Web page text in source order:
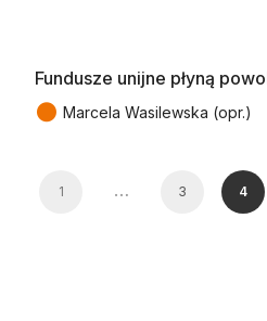
Fundusze unijne płyną
● Marcela Wasilewska (opr.)
1 … 3 4